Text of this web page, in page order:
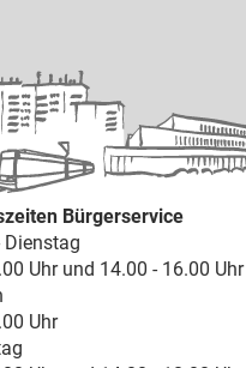
Bürgerservice
Uhr und 14.00 - 16.00 Uhr
Uhr